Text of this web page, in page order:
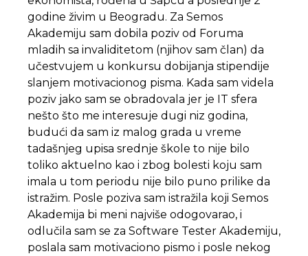
godine živim u Beogradu. Za Semos
Akademiju sam dobila poziv od Foruma
mladih sa invaliditetom (njihov sam član) da
učestvujem u konkursu dobijanja stipendije
slanjem motivacionog pisma. Kada sam videla
poziv jako sam se obradovala jer je IT sfera
nešto što me interesuje dugi niz godina,
budući da sam iz malog grada u vreme
tadašnjeg upisa srednje škole to nije bilo
toliko aktuelno kao i zbog bolesti koju sam
imala u tom periodu nije bilo puno prilike da
istražim. Posle poziva sam istražila koji Semos
Akademija bi meni najviše odogovarao, i
odlučila sam se za Software Tester Akademiju,
poslala sam motivaciono pismo i posle nekog